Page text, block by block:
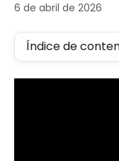
6 de abril de 2026
Índice de